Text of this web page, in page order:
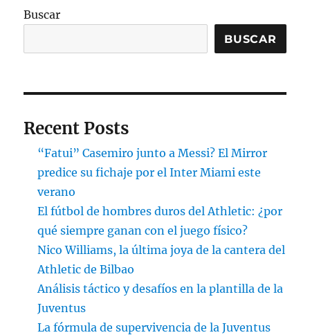
Buscar
BUSCAR
Recent Posts
“Fatui” Casemiro junto a Messi? El Mirror
predice su fichaje por el Inter Miami este
verano
El fútbol de hombres duros del Athletic: ¿por
qué siempre ganan con el juego físico?
Nico Williams, la última joya de la cantera del
Athletic de Bilbao
Análisis táctico y desafíos en la plantilla de la
Juventus
La fórmula de supervivencia de la Juventus